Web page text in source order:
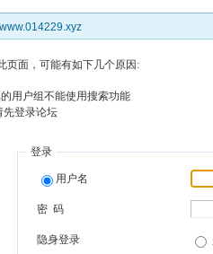
页面，可能有如下几个原因:
用户组不能使用搜索功能
先登录论坛
登录
用户名
密 码
隐身登录